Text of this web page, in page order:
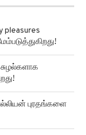
புரதங்களை